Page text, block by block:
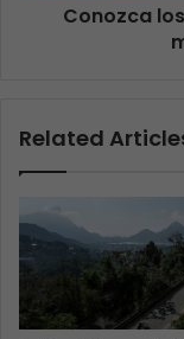
Conozca
Related